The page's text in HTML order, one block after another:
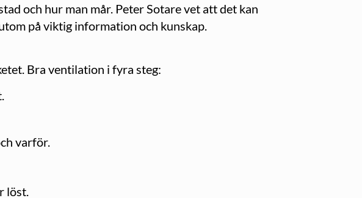
och hur man mår. Peter Sotare vet att det kan
på viktig information och kunskap.
Bra ventilation i fyra steg:
varför.
löst.